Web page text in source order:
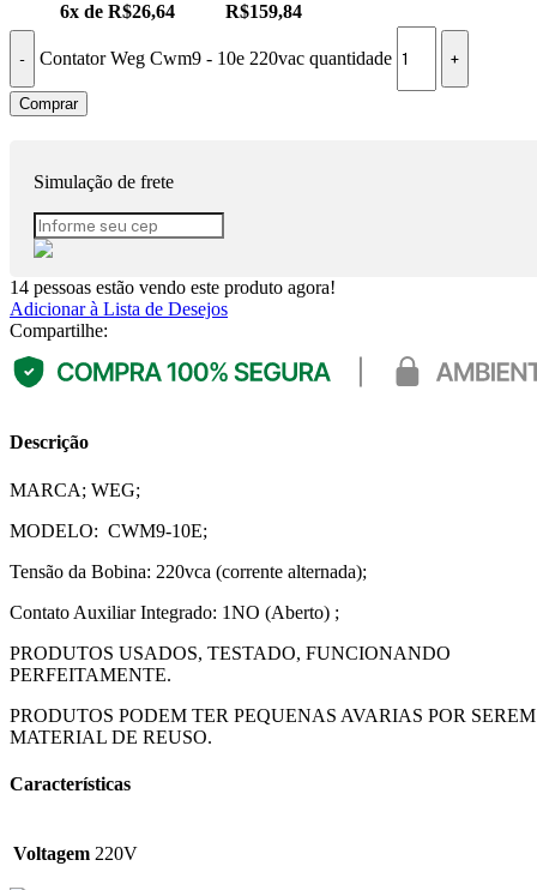
6x de R$26,64 R$159,84
Contator Weg Cwm9 - 10e 220vac quantidade
Comprar
Simulação de frete
14 pessoas estão vendo este produto agora!
Adicionar à Lista de Desejos
Compartilhe:
Descrição
MARCA; WEG;
MODELO: CWM9-10E;
Tensão da Bobina: 220vca (corrente alternada);
Contato Auxiliar Integrado: 1NO (Aberto) ;
PRODUTOS USADOS, TESTADO, FUNCIONANDO
PERFEITAMENTE.
PRODUTOS PODEM TER PEQUENAS AVARIAS POR SEREM
MATERIAL DE REUSO.
Características
Voltagem 220V